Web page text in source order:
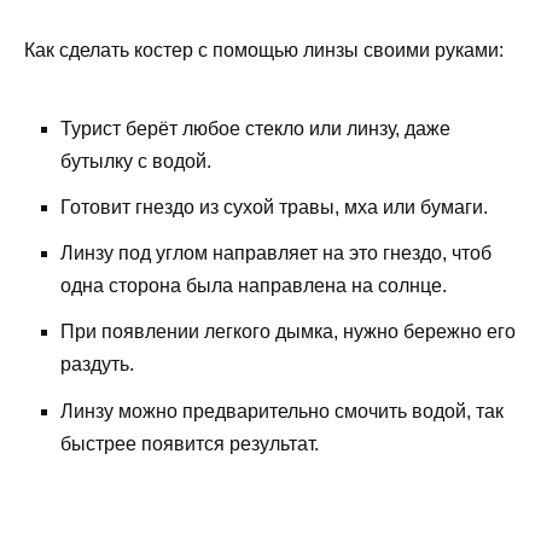
Как сделать костер с помощью линзы своими руками:
Турист берёт любое стекло или линзу, даже
бутылку с водой.
Готовит гнездо из сухой травы, мха или бумаги.
Линзу под углом направляет на это гнездо, чтоб
одна сторона была направлена на солнце.
При появлении легкого дымка, нужно бережно его
раздуть.
Линзу можно предварительно смочить водой, так
быстрее появится результат.